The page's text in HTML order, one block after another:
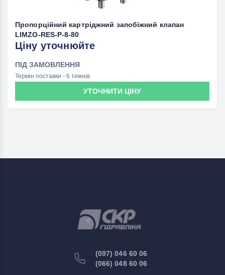
Пропорційний картріджний запобіжний клапан
LIMZO-RES-P-8-80
Ціну уточнюйте
ПІД ЗАМОВЛЕННЯ
Термін поставки - 6 тижнів
УТОЧНИТИ ЦІНУ
(097) 046 60 06
(066) 048 60 06